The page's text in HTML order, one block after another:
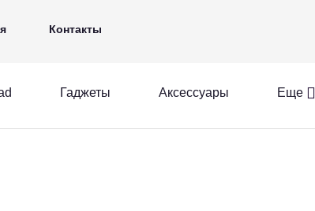
Ещё
Контакты
Гаджеты Аксессуары Еще